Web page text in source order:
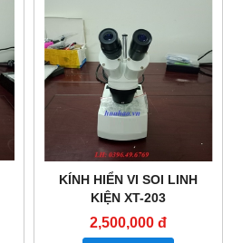
KÍNH HIỂN VI SOI LINH
KIỆN XT-203
2,500,000 đ